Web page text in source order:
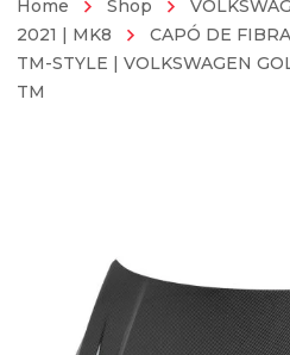
Home Shop
2021 | MK8
CAPÓ DE
TM-STYLE | VOLKSWAGEN
TM